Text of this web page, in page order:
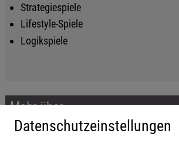
Strategiespiele
Lifestyle-Spiele
Logikspiele
Mehr über...
Impressum
Datenschutzeinstellungen